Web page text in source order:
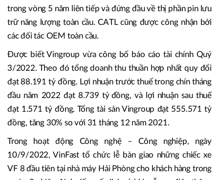
trong vòng 5 năm liên tiếp và đứng đầu về thị phần pin lưu
trữ năng lượng toàn cầu. CATL cũng được công nhận bởi
các đối tác OEM toàn cầu.
Được biết Vingroup vừa công bố báo cáo tài chính Quý
3/2022. Theo đó tổng doanh thu thuần hợp nhất quy đổi
đạt 88.191 tỷ đồng. Lợi nhuận trước thuế trong chín tháng
đầu năm 2022 đạt 8.739 tỷ đồng, và lợi nhuận sau thuế
đạt 1.571 tỷ đồng. Tổng tài sản Vingroup đạt 555.571 tỷ
đồng, tăng 30% so với 31 tháng 12 năm 2021.
Trong hoạt động Công nghệ – Công nghiệp, ngày
10/9/2022, VinFast tổ chức lễ bàn giao những chiếc xe
VF 8 đầu tiên tại nhà máy Hải Phòng cho khách hàng trong